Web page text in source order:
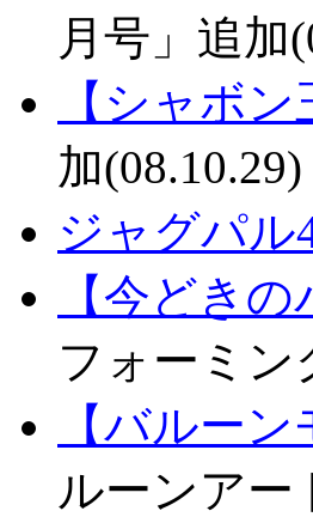
月号」追加
【シャボン
加(08.10.29)
ジャグパル
【今どき
フォーミン
【バルー
ルーンアー